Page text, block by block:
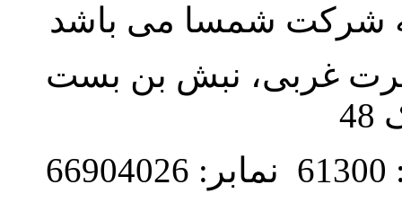
شرکت شمسا می باشد
غربی، نبش بن بست